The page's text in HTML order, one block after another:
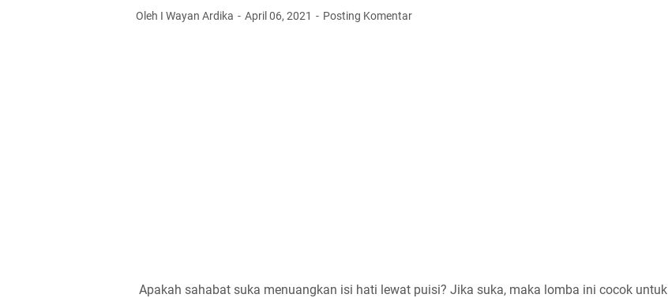
Oleh I Wayan Ardika April 06, 2021 Posting Komentar
Apakah sahabat suka menuangkan isi hati lewat puisi? Jika suka, maka lomba ini cocok untuk